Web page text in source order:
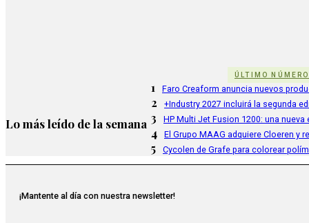
ÚLTIMO NÚMERO
Lo más leído de la semana
1 Faro Creaform anuncia nuevos
2 +Industry 2027 incluirá la segunda
3 HP Multi Jet Fusion 1200: una
4 El Grupo MAAG adquiere Cloeren
5 Cycolen de Grafe para colorear
¡Mantente al día con nuestra newsletter!